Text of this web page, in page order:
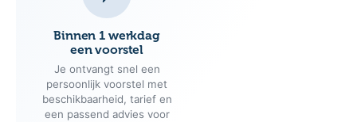
Binnen 1 werkdag
een voorstel
Je ontvangt snel een
persoonlijk voorstel met
beschikbaarheid, tarief en
een passend advies voor